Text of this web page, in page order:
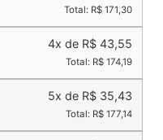
Total: R$ 171,30
4x de R$ 43,55
Total: R$ 174,19
5x de R$ 35,43
Total: R$ 177,14